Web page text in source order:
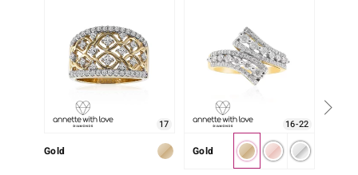
17
Gold
16-22
Gold